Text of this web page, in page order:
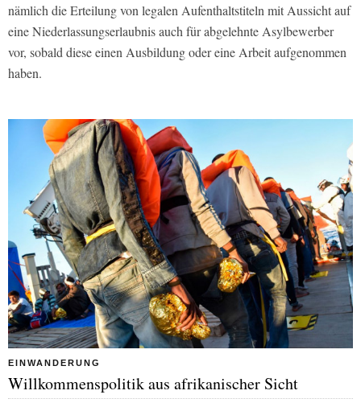
nämlich die Erteilung von legalen Aufenthaltstiteln mit Aussicht auf
eine Niederlassungserlaubnis auch für abgelehnte Asylbewerber
vor, sobald diese einen Ausbildung oder eine Arbeit aufgenommen
haben.
EINWANDERUNG
Willkommenspolitik aus afrikanischer Sicht